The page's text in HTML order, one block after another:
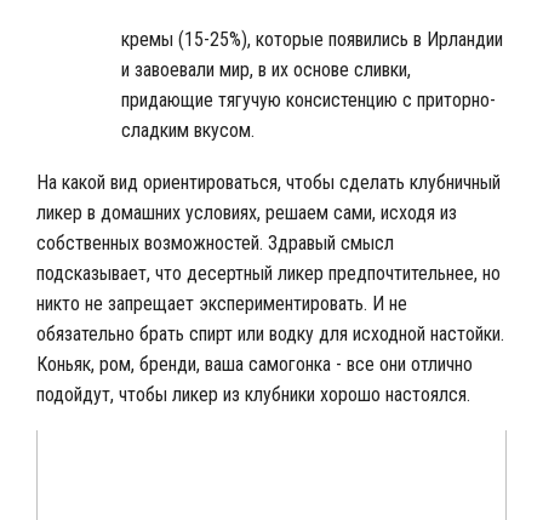
кремы (15-25%), которые появились в Ирландии
и завоевали мир, в их основе сливки,
придающие тягучую консистенцию с приторно-
сладким вкусом.
На какой вид ориентироваться, чтобы сделать клубничный
ликер в домашних условиях, решаем сами, исходя из
собственных возможностей. Здравый смысл
подсказывает, что десертный ликер предпочтительнее, но
никто не запрещает экспериментировать. И не
обязательно брать спирт или водку для исходной настойки.
Коньяк, ром, бренди, ваша самогонка - все они отлично
подойдут, чтобы ликер из клубники хорошо настоялся.